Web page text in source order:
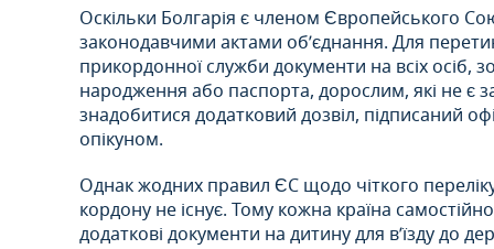
Оскільки Болгарія є членом Європейського
законодавчими актами об’єднання. Для
прикордонної служби документи на всіх осіб,
народження або паспорта, дорослим, які не є
знадобитися додатковий дозвіл, підписаний
опікуном.
Однак жодних правил ЄС щодо чіткого
кордону не існує. Тому кожна країна
додаткові документи на дитину для в’їзду до